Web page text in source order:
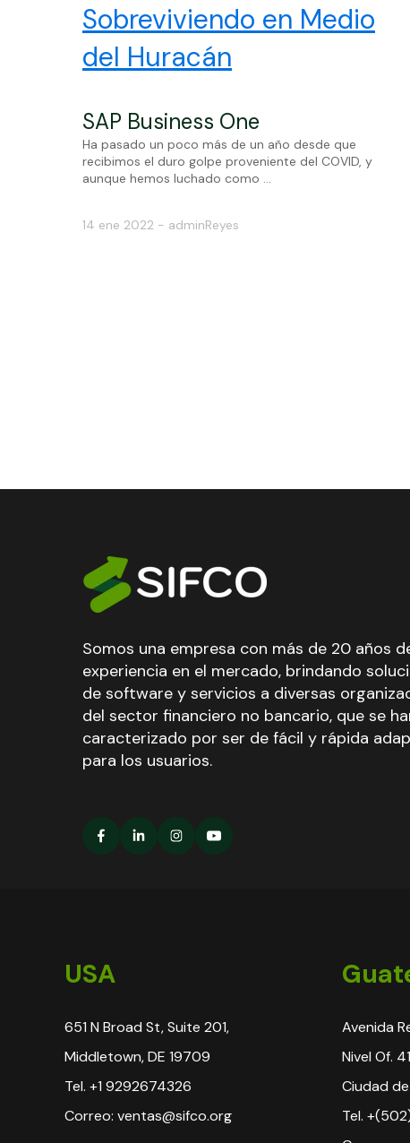
Sobreviviendo en Medio
del Huracán
SAP Business One
Ha pasado un poco más de un año desde que
recibimos el duro golpe proveniente del COVID, y
aunque hemos luchado como ...
14 ene 2022 - adminReyes
Somos una empresa con más de 20 años
experiencia en el mercado, brindando
de software y servicios a diversas
del sector financiero no bancario, que se
caracterizado por ser de fácil y rápida
para los usuarios.
USA
651 N Broad St, Suite 201,
Middletown, DE 19709
Tel. +1 9292674326
Correo: ventas@sifco.org
Avenida
Nivel Of.
Ciudad
Tel.